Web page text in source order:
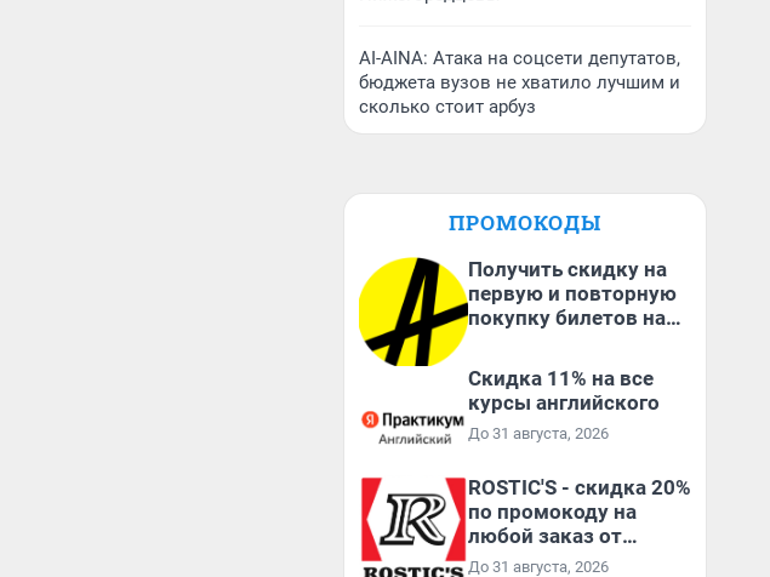
AI-AINA: Атака на соцсети депутатов,
бюджета вузов не хватило лучшим и
сколько стоит арбуз
ПРОМОКОДЫ
Получить скидку на
первую и повторную
покупку билетов на
Скидка 11% на все
курсы английского
До 31 августа, 2026
ROSTIC'S - скидка 20%
по промокоду на
любой заказ от
3199₽!
До 31 августа, 2026